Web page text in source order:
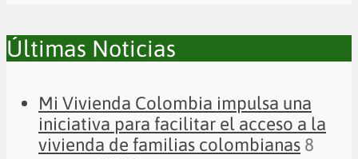
Últimas Noticias
Mi Vivienda Colombia impulsa una
iniciativa para facilitar el acceso a la
vivienda de familias colombianas 8